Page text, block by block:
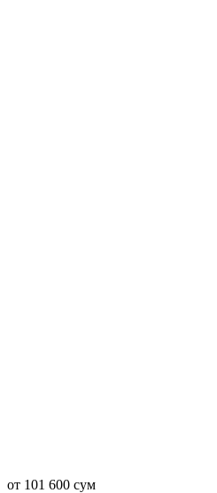
от 101 600 сум